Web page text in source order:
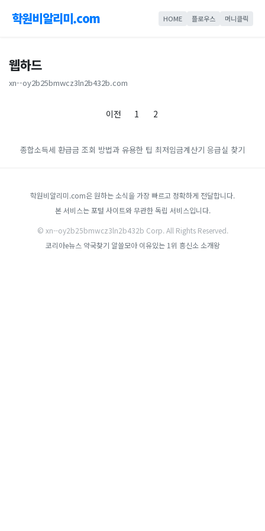
학원비알리미.com HOME 플로우스 머니클릭
웹하드
xn--oy2b25bmwcz3ln2b432b.com
이전 1 2
종합소득세 환급금 조회 방법과 유용한 팁 최저임금계산기 응급실 찾기
학원비알리미.com은 원하는 소식을 가장 빠르고 정확하게 전달합니다.
본 서비스는 포털 사이트와 무관한 독립 서비스입니다.
© xn--oy2b25bmwcz3ln2b432b Corp. All Rights Reserved.
코리아e뉴스 약국찾기 알쓸모아 이유있는 1위 흥신소 소개왕